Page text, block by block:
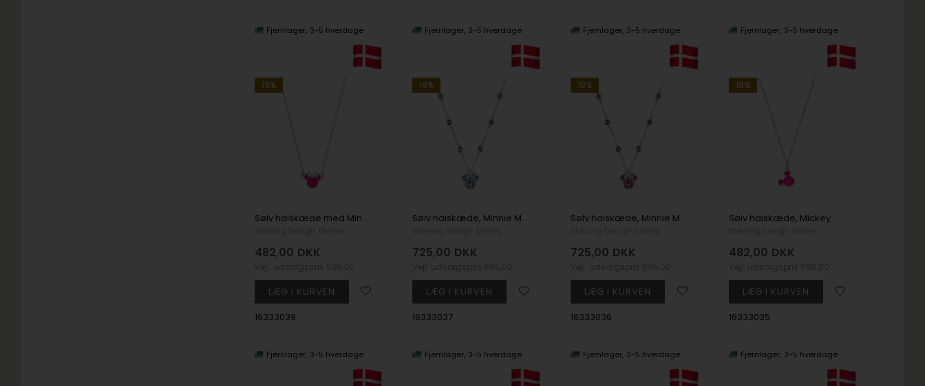
Fjernlager 3-5 hverdage Fjernlager 3-5 hverdage Fjernlager 3-5 hverdage Fjernlager 3-5 hverdage
19%
Sølv halskæde med Minnie Mouse, lyserød emalje
482,00 DKK
16333039
Fjernlager 3-5 hverdage
19%
Sølv halskæde, Minnie Mouse vedhæng med blå zirkoner
725,00 DKK
16333037
Fjernlager 3-5 hverdage
19%
Sølv halskæde, Minnie Mouse vedhæng med røde zirkoner
725,00 DKK
16333036
Fjernlager 3-5 hverdage
19%
Sølv halskæde, Mickey Mouse med lyserød emalje
482,00 DKK
16333035
Fjernlager 3-5 hverdage